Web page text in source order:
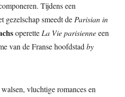
Tijdens een
gezelschap smeedt de Parisian in
operette La Vie parisienneeen
van de Franse hoofdstad by
vluchtige romances en